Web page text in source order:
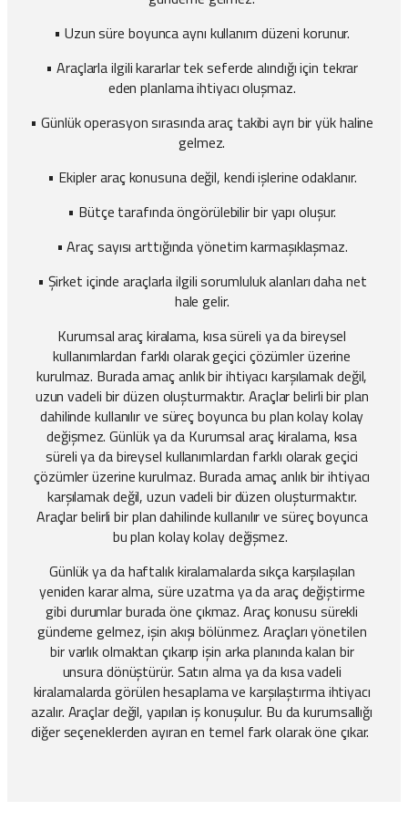
• Uzun süre boyunca aynı kullanım düzeni korunur.
• Araçlarla ilgili kararlar tek seferde alındığı için tekrar
eden planlama ihtiyacı oluşmaz.
• Günlük operasyon sırasında araç takibi ayrı bir yük haline
gelmez.
• Ekipler araç konusuna değil, kendi işlerine odaklanır.
• Bütçe tarafında öngörülebilir bir yapı oluşur.
• Araç sayısı arttığında yönetim karmaşıklaşmaz.
• Şirket içinde araçlarla ilgili sorumluluk alanları daha net
hale gelir.
Kurumsal araç kiralama, kısa süreli ya da bireysel
kullanımlardan farklı olarak geçici çözümler üzerine
kurulmaz. Burada amaç anlık bir ihtiyacı karşılamak değil,
uzun vadeli bir düzen oluşturmaktır. Araçlar belirli bir plan
dahilinde kullanılır ve süreç boyunca bu plan kolay kolay
değişmez. Günlük ya da Kurumsal araç kiralama, kısa
süreli ya da bireysel kullanımlardan farklı olarak geçici
çözümler üzerine kurulmaz. Burada amaç anlık bir ihtiyacı
karşılamak değil, uzun vadeli bir düzen oluşturmaktır.
Araçlar belirli bir plan dahilinde kullanılır ve süreç boyunca
bu plan kolay kolay değişmez.
Günlük ya da haftalık kiralamalarda sıkça karşılaşılan
yeniden karar alma, süre uzatma ya da araç değiştirme
gibi durumlar burada öne çıkmaz. Araç konusu sürekli
gündeme gelmez, işin akışı bölünmez. Araçları yönetilen
bir varlık olmaktan çıkarıp işin arka planında kalan bir
unsura dönüştürür. Satın alma ya da kısa vadeli
kiralamalarda görülen hesaplama ve karşılaştırma ihtiyacı
azalır. Araçlar değil, yapılan iş konuşulur. Bu da kurumsallığı
diğer seçeneklerden ayıran en temel fark olarak öne çıkar.